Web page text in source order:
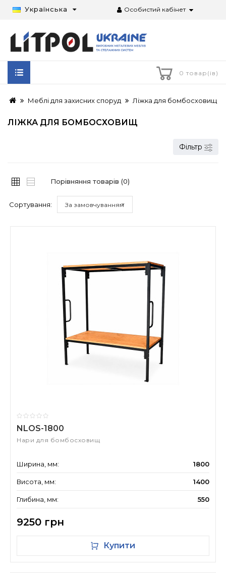
Українська Особистий кабінет
0 товар(ів)
Меблі для захисних споруд Ліжка для бомбосховищ
ЛІЖКА ДЛЯ БОМБОСХОВИЩ
Фільтр
Порівняння товарів (0)
Сортування: За замовчуванням
NLOS-1800
Нари для бомбосховищ
Ширина, мм: 1800
Висота, мм: 1400
Глибина, мм: 550
9250 грн
Купити